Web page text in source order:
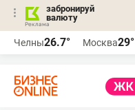
забронируй
валюту
Челны26.7° Москва29°